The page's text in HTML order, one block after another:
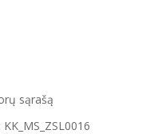
sąrašą
KK_MS_ZSL0016